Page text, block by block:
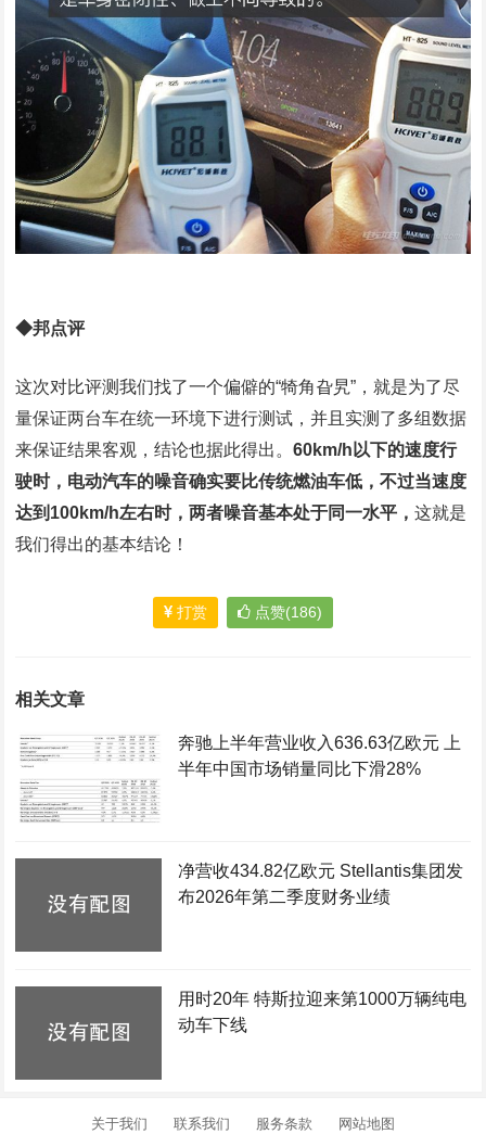
◆邦点评
这次对比评测我们找了一个偏僻的“犄角旮旯”，就是为了尽
量保证两台车在统一环境下进行测试，并且实测了多组数据
来保证结果客观，结论也据此得出。60km/h以下的速度行
驶时，电动汽车的噪音确实要比传统燃油车低，不过当速度
达到100km/h左右时，两者噪音基本处于同一水平，这就是
我们得出的基本结论！
打赏 点赞(186)
相关文章
奔驰上半年营业收入636.63亿欧元 上
半年中国市场销量同比下滑28%
净营收434.82亿欧元 Stellantis集团发
布2026年第二季度财务业绩
用时20年 特斯拉迎来第1000万辆纯电
动车下线
关于我们 联系我们 服务条款 网站地图